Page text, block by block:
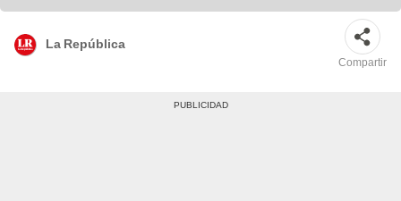
La República
Compartir